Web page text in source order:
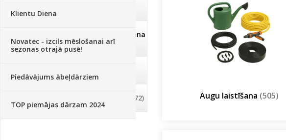
Klientu Diena
Novatec - izcils mēslošanai arī
sezonas otrajā pusē!
Piedāvājums ābeļdārziem
TOP piemājas dārzam 2024
Dezinfekcija, tīrīšana, mazgāšana
(29)
(72) Augu laistīšana (505)